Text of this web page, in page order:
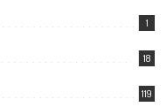
1
18
119